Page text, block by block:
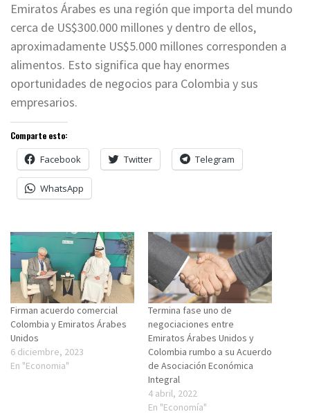
Emiratos Árabes es una región que importa del mundo
cerca de US$300.000 millones y dentro de ellos,
aproximadamente US$5.000 millones corresponden a
alimentos. Esto significa que hay enormes
oportunidades de negocios para Colombia y sus
empresarios.
Comparte esto:
Facebook Twitter Telegram
WhatsApp
Firman acuerdo comercial
Colombia y Emiratos Árabes
Unidos
6 diciembre, 2023
En "Economia"
Termina fase uno de
negociaciones entre
Emiratos Árabes Unidos y
Colombia rumbo a su Acuerdo
de Asociación Económica
Integral
4 abril, 2022
En "Economía"